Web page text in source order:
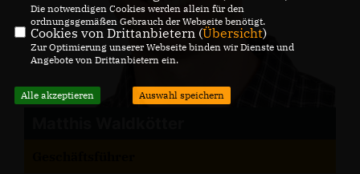
Die notwendigen Cookies werden allein für den
ordnungsgemäßen Gebrauch der Webseite benötigt.
Cookies von Drittanbietern (Übersicht)
Zur Optimierung unserer Webseite binden wir Dienste und
Angebote von Drittanbietern ein.
Alle akzeptieren Auswahl speichern